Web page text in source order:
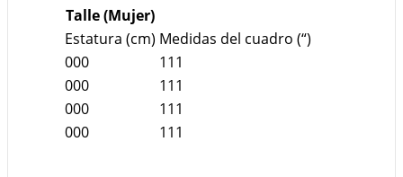
Talle (Mujer)
Estatura (cm) Medidas del cuadro (“)
000
111
000
111
000
111
000
111